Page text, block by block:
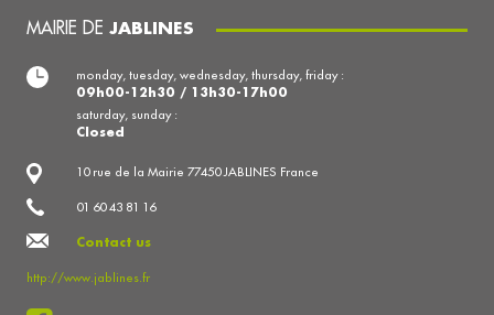
MAIRIE DE JABLINES
10 rue de la Mairie 77450 JABLINES France
01 60 43 81 16
Contact us
http://www.jablines.fr
monday, tuesday, wednesday, thursday, friday :
09h00-12h30 / 13h30-17h00
saturday, sunday :
Closed